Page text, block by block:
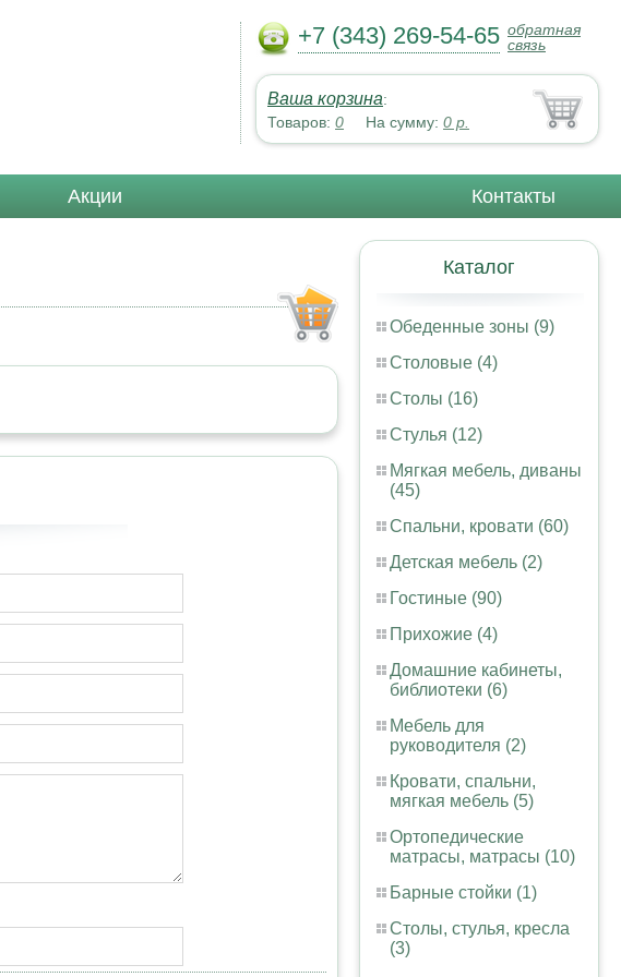
+7 (343) 269-54-65 обратная
связь
Ваша корзина:
Товаров: 0 На сумму: 0 р.
Акции Контакты
Каталог
Обеденные зоны (9)
Столовые (4)
Столы (16)
Стулья (12)
Мягкая мебель, диваны
(45)
Спальни, кровати (60)
Детская мебель (2)
Гостиные (90)
Прихожие (4)
Домашние кабинеты,
библиотеки (6)
Мебель для
руководителя (2)
Кровати, спальни,
мягкая мебель (5)
Ортопедические
матрасы, матрасы (10)
Барные стойки (1)
Столы, стулья, кресла
(3)